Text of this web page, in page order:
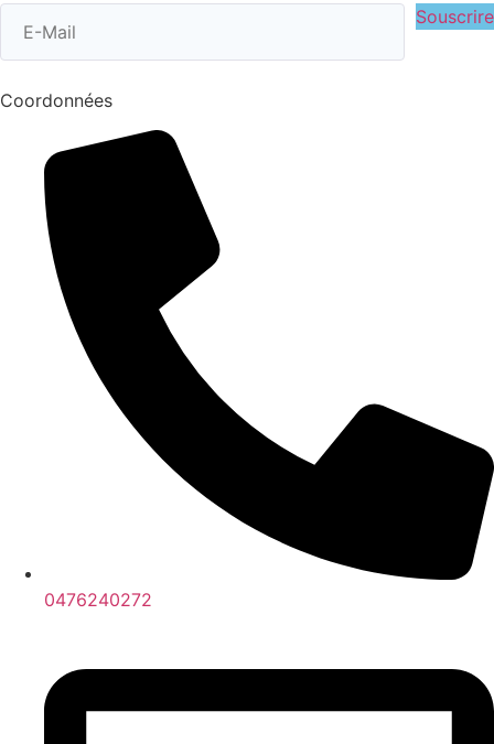
Souscrire
Coordonnées
0476240272